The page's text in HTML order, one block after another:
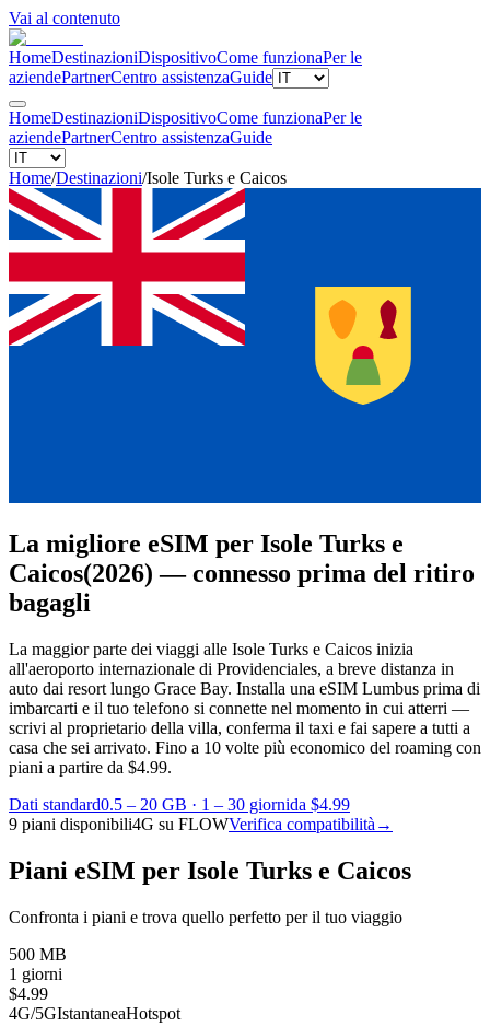
Vai al contenuto
HomeDestinazioniDispositivoCome funzionaPer le
aziendePartnerCentro assistenzaGuide
HomeDestinazioniDispositivoCome funzionaPer le
aziendePartnerCentro assistenzaGuide
Home/Destinazioni/Isole Turks e Caicos
La migliore eSIM per Isole Turks e
Caicos(2026) — connesso prima del ritiro
bagagli
La maggior parte dei viaggi alle Isole Turks e Caicos inizia
all'aeroporto internazionale di Providenciales, a breve distanza in
auto dai resort lungo Grace Bay. Installa una eSIM Lumbus prima di
imbarcarti e il tuo telefono si connette nel momento in cui atterri —
scrivi al proprietario della villa, conferma il taxi e fai sapere a tutti a
casa che sei arrivato. Fino a 10 volte più economico del roaming con
piani a partire da $4.99.
Dati standard0.5 – 20 GB · 1 – 30 giornida $4.99
9 piani disponibili4G su FLOWVerifica compatibilità →
Piani eSIM per Isole Turks e Caicos
Confronta i piani e trova quello perfetto per il tuo viaggio
500 MB
1 giorni
$4.99
4G/5GIstantaneaHotspot